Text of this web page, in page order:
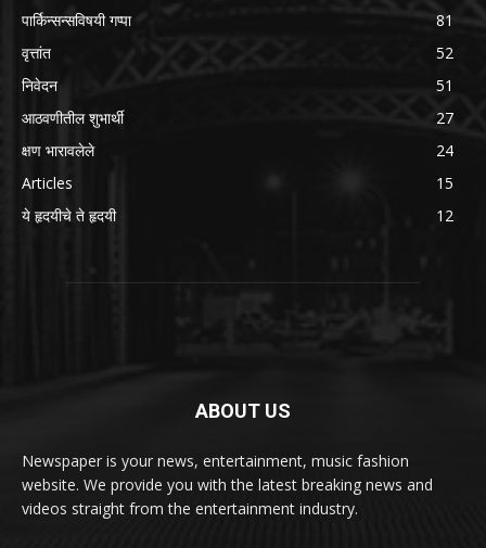
पार्किन्सन्सविषयी गप्पा
81
वृत्तांत
52
निवेदन
51
आठवणीतील शुभार्थी
27
क्षण भारावलेले
24
Articles
15
ये हृदयीचे ते हृदयी
12
ABOUT US
Newspaper is your news, entertainment, music fashion
website. We provide you with the latest breaking news and
videos straight from the entertainment industry.